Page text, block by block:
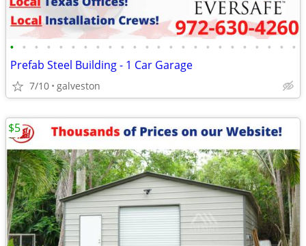
• • • • • • • • • • • • • • • • • • • • • • • •
Prefab Steel Building - 1 Car Garage
7/10 galveston
$5